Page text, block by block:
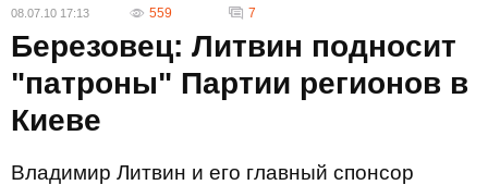
08.07.10 17:13 559 7
Березовец: Литвин подносит
"патроны" Партии регионов в
Киеве
Владимир Литвин и его главный спонсор